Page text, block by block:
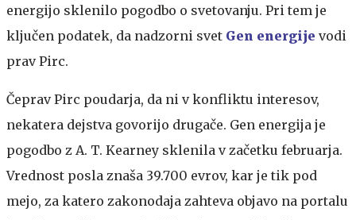
energijo sklenilo pogodbo o svetovanju. Pri tem je
ključen podatek, da nadzorni svet Gen energije vodi
prav Pirc.
Čeprav Pirc poudarja, da ni v konfliktu interesov,
nekatera dejstva govorijo drugače. Gen energija je
pogodbo z A. T. Kearney sklenila v začetku februarja.
Vrednost posla znaša 39.700 evrov, kar je tik pod
mejo, za katero zakonodaja zahteva objavo na portalu